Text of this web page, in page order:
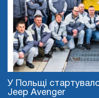
У Польщі
Jeep Avenger